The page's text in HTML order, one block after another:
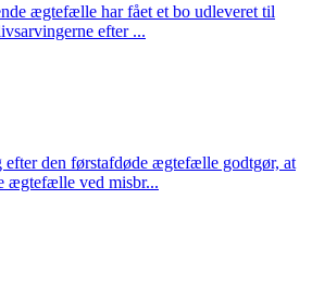
ægtefælle har fået et bo udleveret til
efter ...
den førstafdøde ægtefælle godtgør, at
ægtefælle ved misbr...